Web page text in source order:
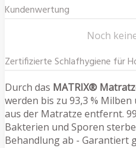
Kundenwertung
Noch
Zertifizierte Schlafhygiene für
Durch das MATRIX®
werden bis zu 93,3 %
aus der Matratze entfernt.
Bakterien und Sporen
Behandlung ab - Garantiert